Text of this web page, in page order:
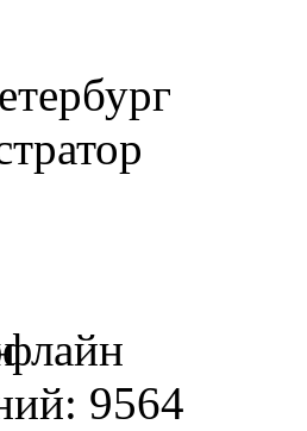
9564